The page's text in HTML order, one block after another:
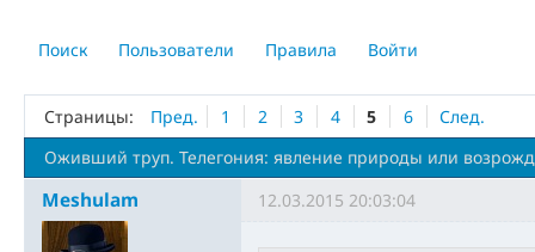
Поиск Пользователи Правила Войти
Страницы: Пред. 1 2 3 4 5 6
След.
Оживший труп. Телегония: явление природы или
Meshulam 12.03.2015 20:03:04